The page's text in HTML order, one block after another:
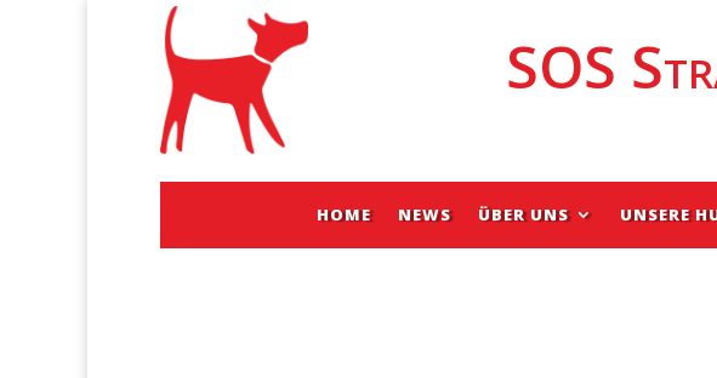
SOS
HOME NEWS ÜBER UNS UNSERE